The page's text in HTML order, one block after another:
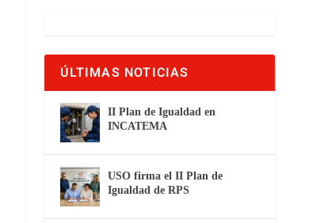
ÚLTIMAS NOTICIAS
II Plan de Igualdad en
INCATEMA
USO firma el II Plan de
Igualdad de RPS